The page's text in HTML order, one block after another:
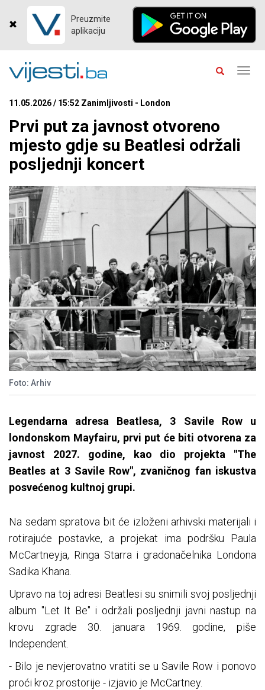
Preuzmite
aplikaciju
11.05.2026 / 15:52 Zanimljivosti - London
Prvi put za javnost otvoreno
mjesto gdje su Beatlesi održali
posljednji koncert
Foto: Arhiv
Legendarna adresa Beatlesa, 3 Savile Row u
londonskom Mayfairu, prvi put će biti otvorena za
javnost 2027. godine, kao dio projekta "The
Beatles at 3 Savile Row", zvaničnog fan iskustva
posvećenog kultnoj grupi.
Na sedam spratova bit će izloženi arhivski materijali i
rotirajuće postavke, a projekat ima podršku Paula
McCartneyja, Ringa Starra i gradonačelnika Londona
Sadika Khana.
Upravo na toj adresi Beatlesi su snimili svoj posljednji
album "Let It Be" i održali posljednji javni nastup na
krovu zgrade 30. januara 1969. godine, piše
Independent.
- Bilo je nevjerovatno vratiti se u Savile Row i ponovo
proći kroz prostorije - izjavio je McCartney.